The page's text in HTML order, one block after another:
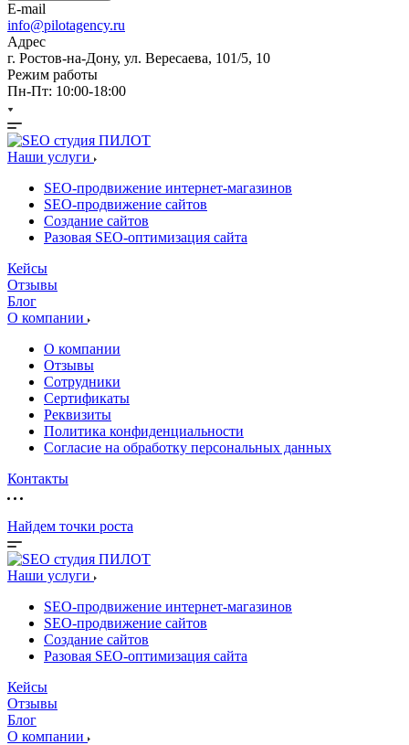
E-mail
info@pilotagency.ru
Адрес
г. Ростов-на-Дону, ул. Вересаева, 101/5, 10
Режим работы
Пн-Пт: 10:00-18:00
Наши услуги
SEO-продвижение интернет-магазинов
SEO-продвижение сайтов
Создание сайтов
Разовая SEO-оптимизация сайта
Кейсы
Отзывы
Блог
О компании
О компании
Отзывы
Сотрудники
Сертификаты
Реквизиты
Политика конфиденциальности
Согласие на обработку персональных данных
Контакты
Найдем точки роста
Наши услуги
SEO-продвижение интернет-магазинов
SEO-продвижение сайтов
Создание сайтов
Разовая SEO-оптимизация сайта
Кейсы
Отзывы
Блог
О компании